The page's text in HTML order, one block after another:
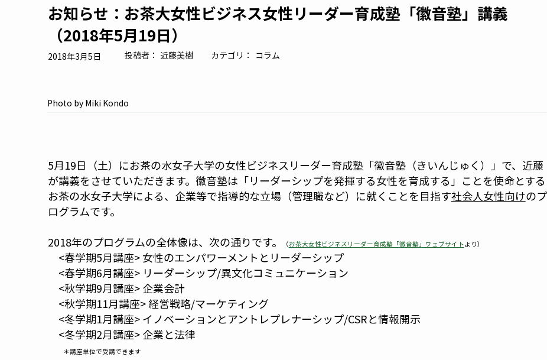
Photo by Miki Kondo
5月19日（土）にお茶の水女子大学の女性ビジネスリーダー育成塾「徽音塾（きいんじゅく）」で、近藤
が講義をさせていただきます。徽音塾は「リーダーシップを発揮する女性を育成する」ことを使命とする
お茶の水女子大学による、企業等で指導的な立場（管理職など）に就くことを目指す社会人女性向けのプ
ログラムです。
2018年のプログラムの全体像は、次の通りです。
（お茶大女性ビジネスリーダー育成塾「徽音塾」ウェブサイトより）
<春学期5月講座> 女性のエンパワーメントとリーダーシップ
<春学期6月講座> リーダーシップ/異文化コミュニケーション
<秋学期9月講座> 企業会計
<秋学期11月講座> 経営戦略/マーケティング
<冬学期1月講座> イノベーションとアントレプレナーシップ/CSRと情報開示
<冬学期2月講座> 企業と法律
＊講座単位で受講できます
2018年3月5日 投稿者： コラム
カテゴリ：
近藤美樹
お知らせ：お茶大女性ビジネス女性リーダー育成塾「徽音塾」講義
（2018年5月19日）